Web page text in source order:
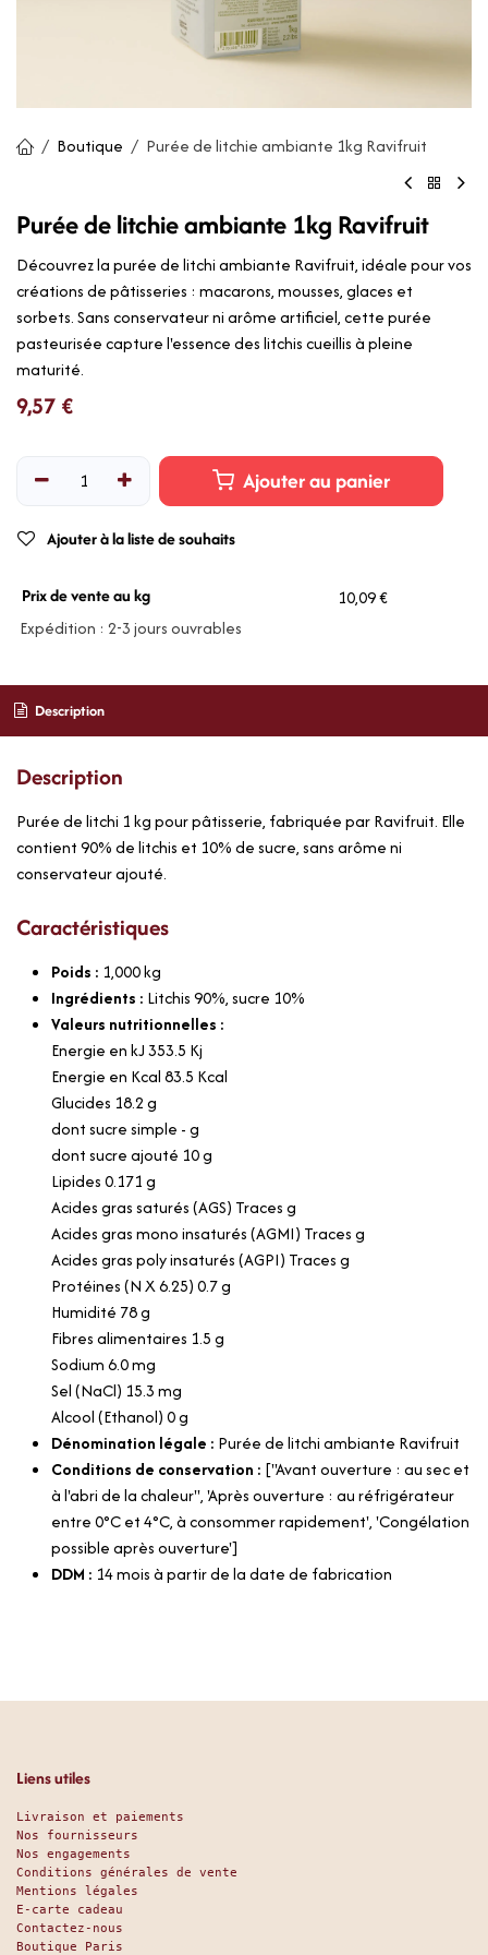
Boutique Purée de litchie ambiante 1kg Ravifruit
Purée de litchie ambiante 1kg Ravifruit
Découvrez la purée de litchi ambiante Ravifruit, idéale pour vos
créations de pâtisseries : macarons, mousses, glaces et
sorbets. Sans conservateur ni arôme artificiel, cette purée
pasteurisée capture l'essence des litchis cueillis à pleine
maturité.
9,57 €
Ajouter au panier
Ajouter à la liste de souhaits
Prix de vente au kg
10,09 €
Expédition : 2-3 jours ouvrables
Description
Description
Purée de litchi 1 kg pour pâtisserie, fabriquée par Ravifruit. Elle
contient 90% de litchis et 10% de sucre, sans arôme ni
conservateur ajouté.
Caractéristiques
Poids : 1,000kg
Ingrédients : Litchis 90%, sucre 10%
Valeurs nutritionnelles :
Energie en kJ 353.5 Kj
Energie en Kcal 83.5 Kcal
Glucides 18.2 g
dont sucre simple - g
dont sucre ajouté 10 g
Lipides 0.171 g
Acides gras saturés (AGS) Traces g
Acides gras mono insaturés (AGMI) Traces g
Acides gras poly insaturés (AGPI) Traces g
Protéines (N X 6.25) 0.7 g
Humidité 78 g
Fibres alimentaires 1.5 g
Sodium 6.0 mg
Sel (NaCl) 15.3 mg
Alcool (Ethanol) 0 g
Dénomination légale : Purée de litchi ambiante Ravifruit
Conditions de conservation : ["Avant ouverture : au sec et
à l'abri de la chaleur", 'Après ouverture : au réfrigérateur
entre 0°C et 4°C, à consommer rapidement', 'Congélation
possible après ouverture']
DDM : 14 mois à partir de la date de fabrication
Liens utiles
Livraison et paiements
Nos fournisseurs
Nos engagements
Conditions générales de vente
Mentions légales
E-carte cadeau
Contactez-nous
Boutique Paris